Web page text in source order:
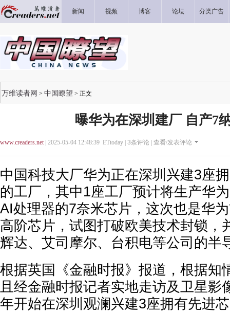
新闻 视频 博客 论坛 分类广告
万维读者网 > 中国瞭望 > 正文
曝华为在深圳建厂 自产7
www.creaders.net| 2025-05-04 12:48:39 ETtoday | 3条评论 | 查看/发表评论
中国科技大厂华为正在深圳兴建3座
的工厂，其中1座工厂预计将生产华
AI处理器的7奈米芯片，这次也是华
高阶芯片，试图打破欧美技术封锁，
辉达、艾司摩尔、台积电等公司的半
根据英国《金融时报》报道，根据知
且经金融时报记者实地走访及卫星影
年开始在深圳观澜兴建3座拥有先进